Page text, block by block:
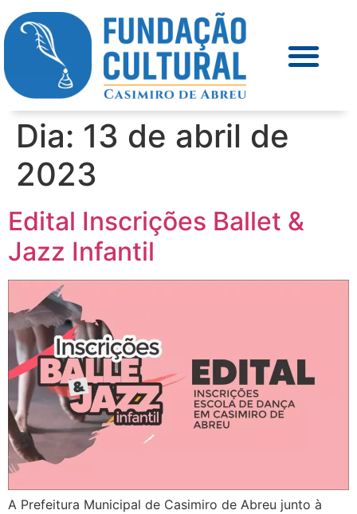
Dia: 13 de abril de
2023
Edital Inscrições Ballet &
Jazz Infantil
A Prefeitura Municipal de Casimiro de Abreu junto à